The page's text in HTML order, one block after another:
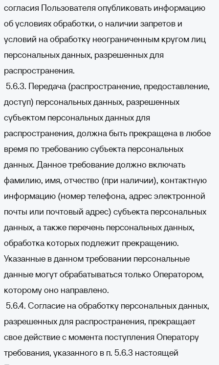
согласия Пользователя опубликовать информацию
об условиях обработки, о наличии запретов и
условий на обработку неограниченным кругом лиц
персональных данных, разрешенных для
распространения.
5.6.3. Передача (распространение, предоставление,
доступ) персональных данных, разрешенных
субъектом персональных данных для
распространения, должна быть прекращена в любое
время по требованию субъекта персональных
данных. Данное требование должно включать
фамилию, имя, отчество (при наличии), контактную
информацию (номер телефона, адрес электронной
почты или почтовый адрес) субъекта персональных
данных, а также перечень персональных данных,
обработка которых подлежит прекращению.
Указанные в данном требовании персональные
данные могут обрабатываться только Оператором,
которому оно направлено.
5.6.4. Согласие на обработку персональных данных,
разрешенных для распространения, прекращает
свое действие с момента поступления Оператору
требования, указанного в п. 5.6.3 настоящей